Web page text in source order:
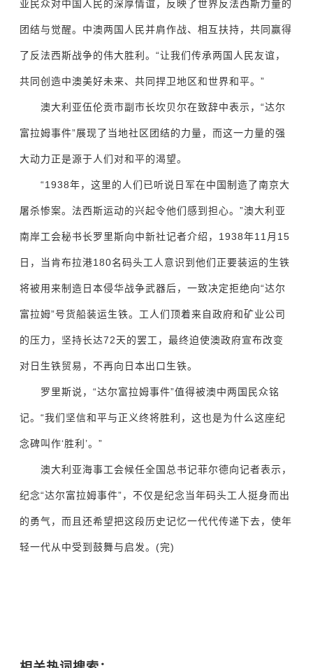
亚民众对中国人民的深厚情谊，反映了世界反法西斯力量的
团结与觉醒。中澳两国人民并肩作战、相互扶持，共同赢得
了反法西斯战争的伟大胜利。“让我们传承两国人民友谊，
共同创造中澳美好未来、共同捍卫地区和世界和平。”
澳大利亚伍伦贡市副市长坎贝尔在致辞中表示，“达尔
富拉姆事件”展现了当地社区团结的力量，而这一力量的强
大动力正是源于人们对和平的渴望。
“1938年，这里的人们已听说日军在中国制造了南京大
屠杀惨案。法西斯运动的兴起令他们感到担心。”澳大利亚
南岸工会秘书长罗里斯向中新社记者介绍，1938年11月15
日，当肯布拉港180名码头工人意识到他们正要装运的生铁
将被用来制造日本侵华战争武器后，一致决定拒绝向“达尔
富拉姆”号货船装运生铁。工人们顶着来自政府和矿业公司
的压力，坚持长达72天的罢工，最终迫使澳政府宣布改变
对日生铁贸易，不再向日本出口生铁。
罗里斯说，“达尔富拉姆事件”值得被澳中两国民众铭
记。“我们坚信和平与正义终将胜利，这也是为什么这座纪
念碑叫作‘胜利’。”
澳大利亚海事工会候任全国总书记菲尔德向记者表示，
纪念“达尔富拉姆事件”，不仅是纪念当年码头工人挺身而出
的勇气，而且还希望把这段历史记忆一代代传递下去，使年
轻一代从中受到鼓舞与启发。(完)